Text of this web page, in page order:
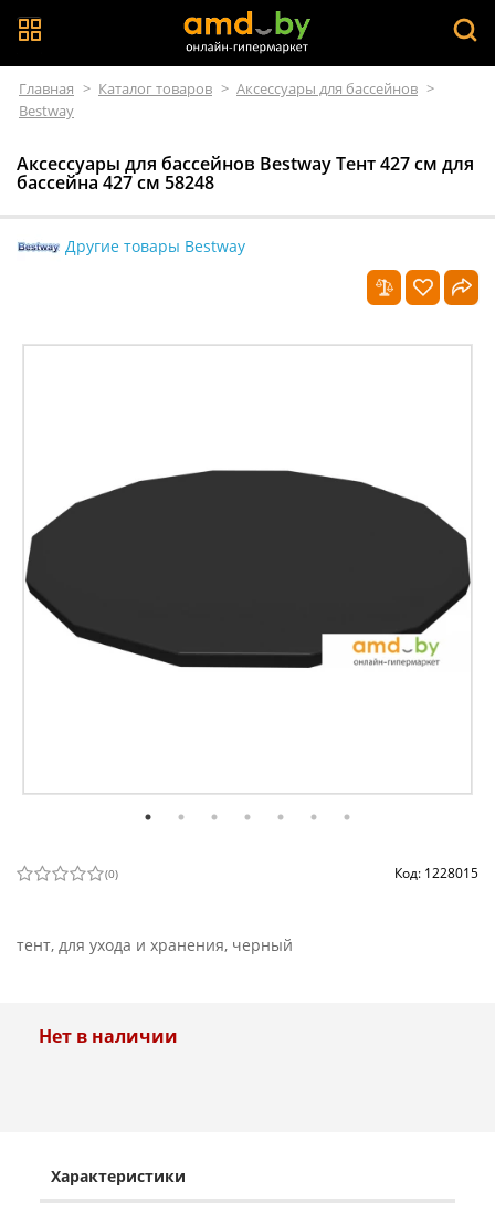
Главная > Каталог товаров > Аксессуары для бассейнов >
Bestway
Аксессуары для бассейнов Bestway Тент 427 см для
бассейна 427 см 58248
Другие товары Bestway
(0) Код: 1228015
тент, для ухода и хранения, черный
Нет в наличии
Характеристики